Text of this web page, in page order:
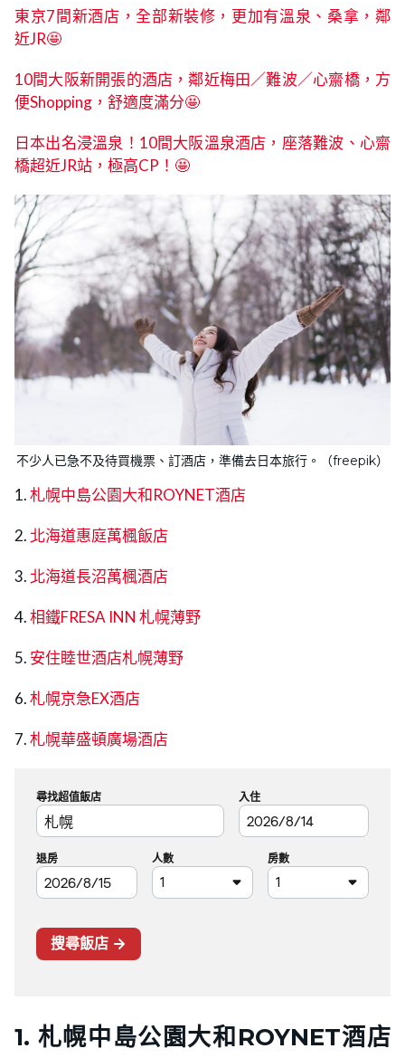
東京7間新酒店，全部新裝修，更加有溫泉、桑拿，鄰
近JR🤩
10間大阪新開張的酒店，鄰近梅田／難波／心齋橋，方
便Shopping，舒適度滿分🤩
日本出名浸溫泉！10間大阪溫泉酒店，座落難波、心齋
橋超近JR站，極高CP！🤩
不少人已急不及待買機票、訂酒店，準備去日本旅行。（freepik）
1.札幌中島公園大和ROYNET酒店
2. 北海道惠庭萬楓飯店
3. 北海道長沼萬楓酒店
4.相鐵FRESA INN 札幌薄野
5. 安住睦世酒店札幌薄野
6.札幌京急EX酒店
7.札幌華盛頓廣場酒店
1. 札幌中島公園大和ROYNET酒店